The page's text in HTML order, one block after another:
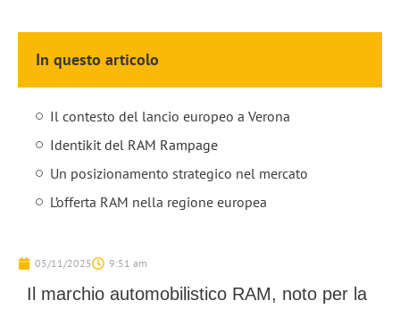
In questo articolo
Il contesto del lancio europeo a Verona
Identikit del RAM Rampage
Un posizionamento strategico nel mercato
L’offerta RAM nella regione europea
05/11/2025 9:51 am
Il marchio automobilistico RAM, noto per la